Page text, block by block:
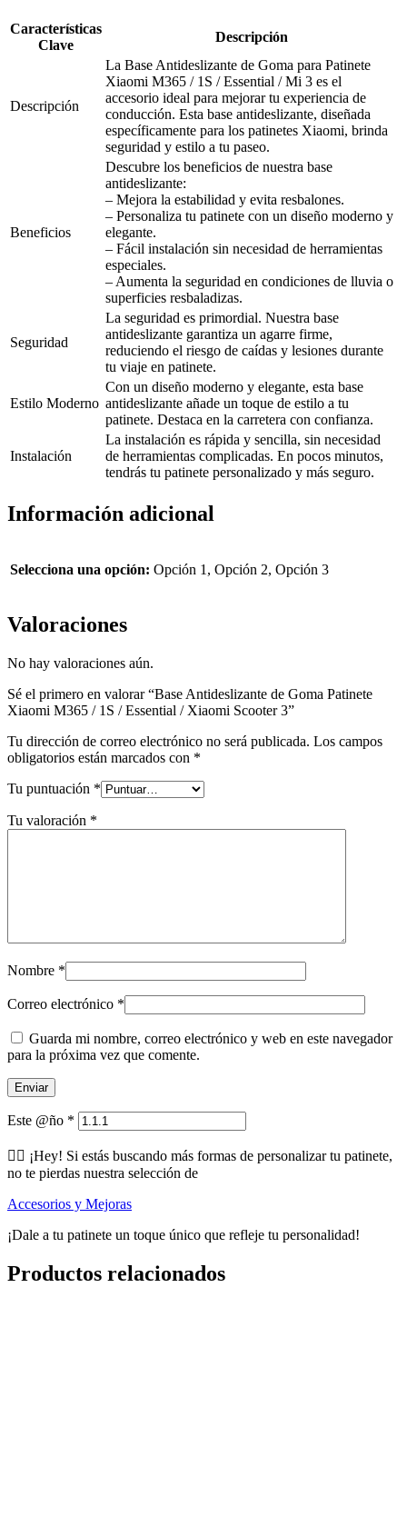
Características
Clave
Descripción
Descripción
La Base Antideslizante de Goma para Patinete
Xiaomi M365 / 1S / Essential / Mi 3 es el
accesorio ideal para mejorar tu experiencia de
conducción. Esta base antideslizante, diseñada
específicamente para los patinetes Xiaomi, brinda
seguridad y estilo a tu paseo.
Beneficios
Descubre los beneficios de nuestra base
antideslizante:
– Mejora la estabilidad y evita resbalones.
– Personaliza tu patinete con un diseño moderno y
elegante.
– Fácil instalación sin necesidad de herramientas
especiales.
– Aumenta la seguridad en condiciones de lluvia o
superficies resbaladizas.
Seguridad
La seguridad es primordial. Nuestra base
antideslizante garantiza un agarre firme,
reduciendo el riesgo de caídas y lesiones durante
tu viaje en patinete.
Estilo Moderno
Con un diseño moderno y elegante, esta base
antideslizante añade un toque de estilo a tu
patinete. Destaca en la carretera con confianza.
Instalación
La instalación es rápida y sencilla, sin necesidad
de herramientas complicadas. En pocos minutos,
tendrás tu patinete personalizado y más seguro.
Información adicional
Selecciona una opción: Opción 1, Opción 2, Opción 3
Valoraciones
No hay valoraciones aún.
Sé el primero en valorar “Base Antideslizante de Goma Patinete
Xiaomi M365 / 1S / Essential / Xiaomi Scooter 3”
Tu dirección de correo electrónico no será publicada. Los campos
obligatorios están marcados con *
Tu puntuación *
Tu valoración *
Nombre *
Correo electrónico *
Guarda mi nombre, correo electrónico y web en este navegador
para la próxima vez que comente.
Este @ño *
🕵️‍♂️ ¡Hey! Si estás buscando más formas de personalizar tu patinete,
no te pierdas nuestra selección de
Accesorios y Mejoras
¡Dale a tu patinete un toque único que refleje tu personalidad!
Productos relacionados